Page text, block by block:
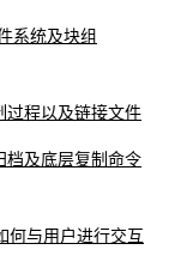
系统及块组
程以及链接文件
及底层复制命令
与用户进行交互